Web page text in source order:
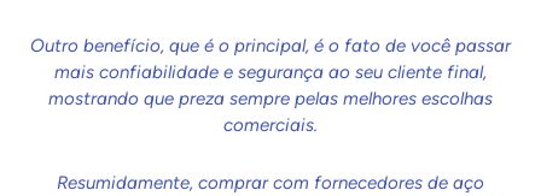
Outro benefício, que é o principal, é o fato de você passar
mais confiabilidade e segurança ao seu cliente final,
mostrando que preza sempre pelas melhores escolhas
comerciais.
Resumidamente, comprar com fornecedores de aço